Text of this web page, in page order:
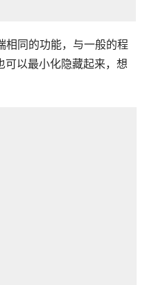
相同的功能，与一般的程
以最小化隐藏起来，想